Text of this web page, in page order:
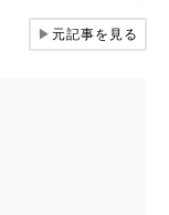
▶元記事を見る